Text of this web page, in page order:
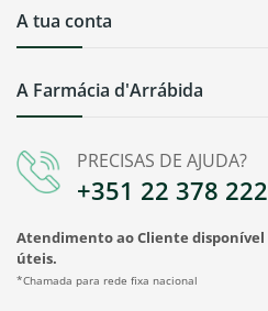
PRECISAS DE AJUDA?
+351 22 378
Atendimento ao Cliente disponível
úteis.
*Chamada para rede fixa nacional
A Farmácia d'Arrábida
A tua conta